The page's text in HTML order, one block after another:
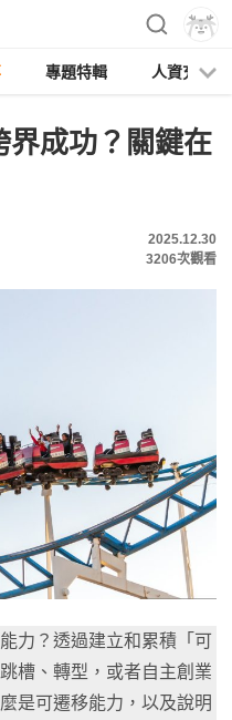
專題特輯 人資充電
界成功？關鍵在
2025.12.30
3206次觀看
力？透過建立和累積「可
槽、轉型，或者自主創業
是可遷移能力，以及說明